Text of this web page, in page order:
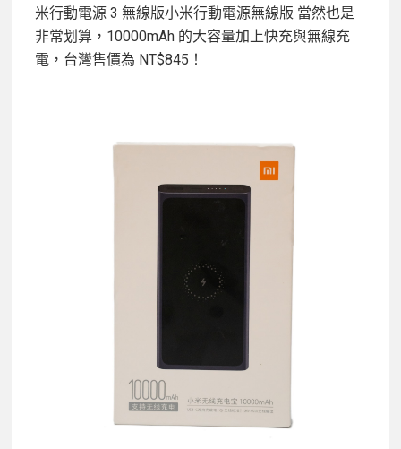
米行動電源 3 無線版小米行動電源無線版 當然也是
非常划算，10000mAh 的大容量加上快充與無線充
電，台灣售價為 NT$845！